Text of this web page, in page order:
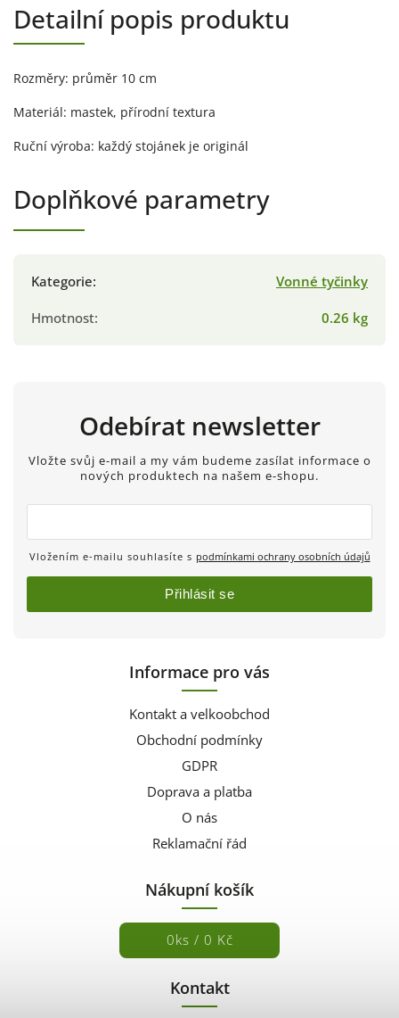
Detailní popis produktu
Rozměry: průměr 10 cm
Materiál: mastek, přírodní textura
Ruční výroba: každý stojánek je originál
Doplňkové parametry
Kategorie:
Vonné tyčinky
Hmotnost: 0.26 kg
Informace pro vás
Kontakt a velkoobchod
Obchodní podmínky
GDPR
Doprava a platba
O nás
Reklamační řád
Nákupní košík
0ks / 0 Kč
Kontakt
Odebírat newsletter
Vložte svůj e-mail a my vám budeme zasílat informace o
nových produktech na našem e-shopu.
Vložením e-mailu souhlasíte s podmínkami ochrany osobních údajů
Přihlásit se